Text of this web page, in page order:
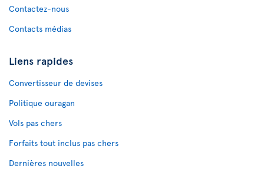
Contactez-nous
Contacts médias
Liens rapides
Convertisseur de devises
Politique ouragan
Vols pas chers
Forfaits tout inclus pas chers
Dernières nouvelles